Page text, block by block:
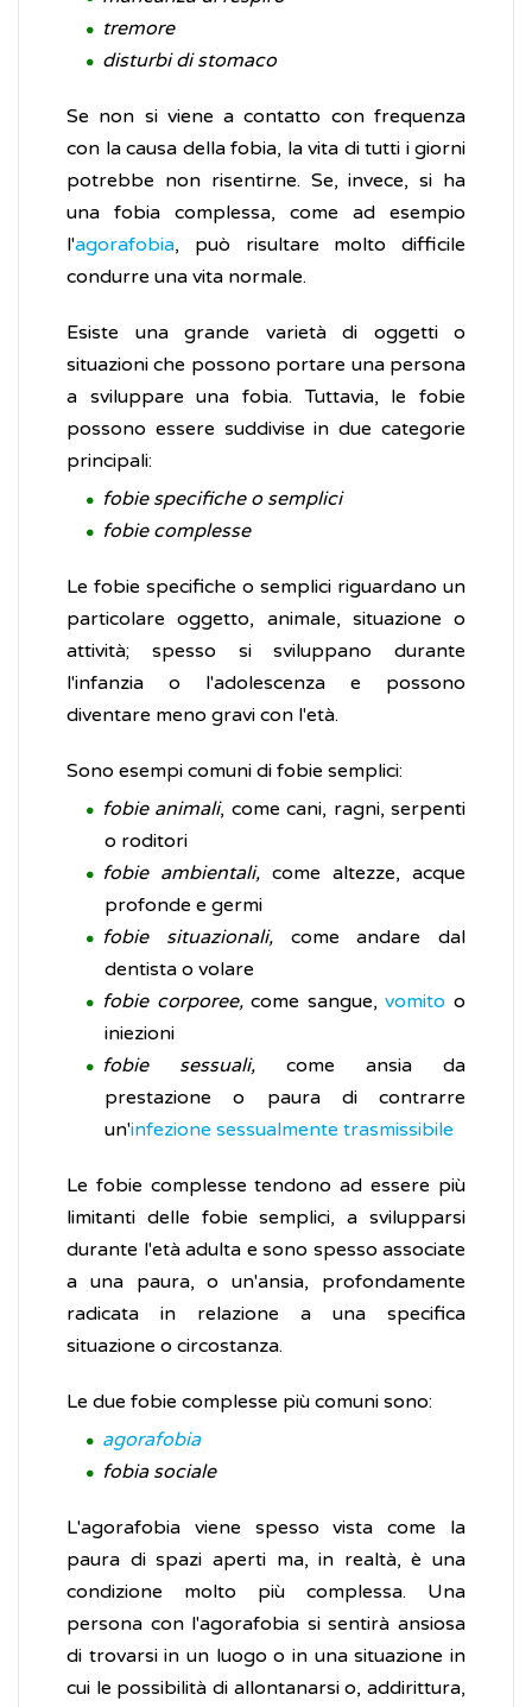
tremore
disturbi di stomaco
Se non si viene a contatto con frequenza
con la causa della fobia, la vita di tutti i giorni
potrebbe non risentirne. Se, invece, si ha
una fobia complessa, come ad esempio
l'agorafobia, può risultare molto difficile
condurre una vita normale.
Esiste una grande varietà di oggetti o
situazioni che possono portare una persona
a sviluppare una fobia. Tuttavia, le fobie
possono essere suddivise in due categorie
principali:
fobie specifiche o semplici
fobie complesse
Le fobie specifiche o semplici riguardano un
particolare oggetto, animale, situazione o
attività; spesso si sviluppano durante
l'infanzia o l'adolescenza e possono
diventare meno gravi con l'età.
Sono esempi comuni di fobie semplici:
fobie animali, come cani, ragni, serpenti
o roditori
fobie ambientali, come altezze, acque
profonde e germi
fobie situazionali,come andare dal
dentista o volare
fobie corporee,come sangue,vomito o
iniezioni
fobie sessuali, come ansia da
prestazione o paura di contrarre
un'infezione sessualmente trasmissibile
Le fobie complesse tendono ad essere più
limitanti delle fobie semplici, a svilupparsi
durante l'età adulta e sono spesso associate
a una paura, o un'ansia, profondamente
radicata in relazione a una specifica
situazione o circostanza.
Le due fobie complesse più comuni sono:
agorafobia
fobia sociale
L'agorafobia viene spesso vista come la
paura di spazi aperti ma, in realtà, è una
condizione molto più complessa. Una
persona con l'agorafobia si sentirà ansiosa
di trovarsi in un luogo o in una situazione in
cui le possibilità di allontanarsi o, addirittura,